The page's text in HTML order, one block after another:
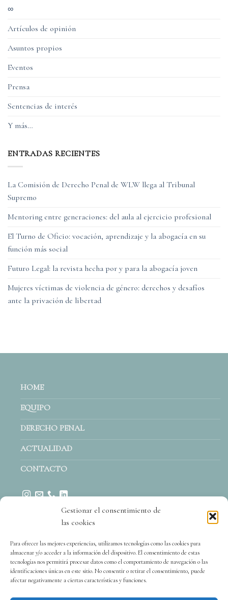
Gestionar el consentimiento de
las cookies
Para ofrecer las mejores experiencias, utilizamos tecnologías como las cookies para
almacenar y/o acceder a la información del dispositivo. El consentimiento de estas
tecnologías nos permitirá procesar datos como el comportamiento de navegación o las
identificaciones únicas en este sitio. No consentir o retirar el consentimiento, puede
afectar negativamente a ciertas características y funciones.
∞
Artículos de opinión
Asuntos propios
Eventos
Prensa
Sentencias de interés
Y más…
ENTRADAS RECIENTES
La Comisión de Derecho Penal de WLW llega al Tribunal
Supremo
Mentoring entre generaciones: del aula al ejercicio profesional
El Turno de Oficio: vocación, aprendizaje y la abogacía en su
función más social
Futuro Legal: la revista hecha por y para la abogacía joven
Mujeres víctimas de violencia de género: derechos y desafíos
ante la privación de libertad
HOME
EQUIPO
DERECHO PENAL
ACTUALIDAD
CONTACTO